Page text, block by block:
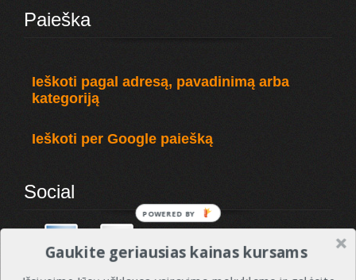
Paieška
Ieškoti pagal adresą, pavadinimą arba
kategoriją
Ieškoti per Google paiešką
Social
Gaukite geriausias kainas kursams
POWERED BY